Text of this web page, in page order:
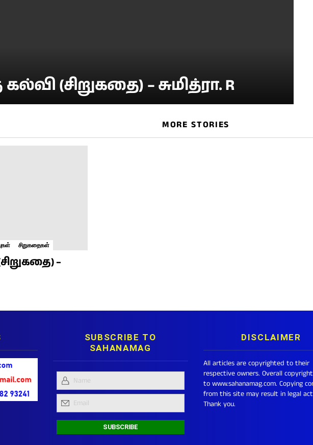
(சிறுகதை) – சுமித்ரா. R
MORE STORIES
சிறுகதைகள்
–
SUBSCRIBE TO
SAHANAMAG
DISCLAIMER
All articles are copyrighted to their
respective owners. Overall
to www.sahanamag.com. Copying
from this site may result in legal
Thank you.